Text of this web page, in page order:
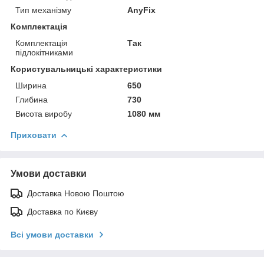
Тип механізму
AnyFix
Комплектація
Комплектація
підлокітниками
Так
Користувальницькі характеристики
Ширина
650
Глибина
730
Висота виробу
1080 мм
Приховати
Умови доставки
Доставка Новою Поштою
Доставка по Києву
Всі умови доставки